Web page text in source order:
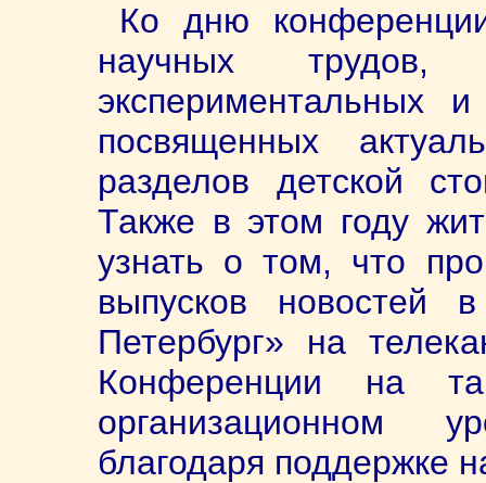
Ко дню
научных трудов,
экспериментальных
посвященных
разделов детской
Также в этом году
узнать о том, что
выпусков новостей
Петербург» на
Конференции на
организационном
благодаря поддержке